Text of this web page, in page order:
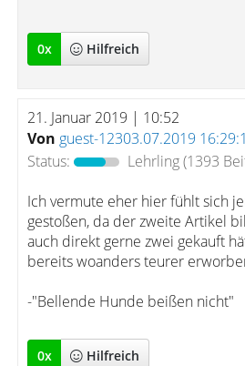
0x Hilfreich
21. Januar 2019 | 10:52
Von guest-12303.07.2019
Status:
Lehrling(1393
Ich vermute eher hier fühlt sich
gestoßen, da der zweite Artikel
auch direkt gerne zwei gekauft
bereits woanders teurer
-"Bellende Hunde beißen nicht"
0x Hilfreich